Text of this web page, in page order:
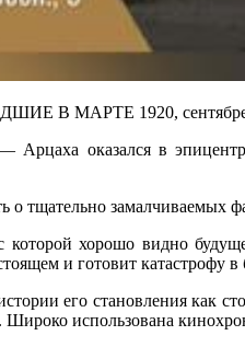
1920, сентябре 2020
оказался в
тщательно замалчиваемых
хорошо видно
и готовит катастрофу в
его становления
Широко использована